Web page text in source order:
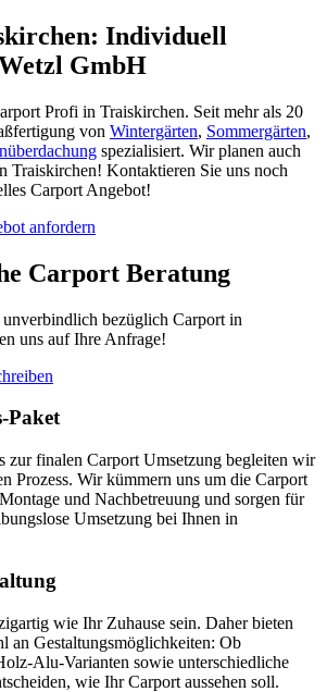
Individuell
GmbH
Profi in Traiskirchen. Seit mehr als 20
von Wintergärten, Sommergärten,
spezialisiert. Wir planen auch
Traiskirchen! Kontaktieren Sie uns noch
Carport Angebot!
anfordern
Carport Beratung
bezüglich Carport in
uns auf Ihre Anfrage!
Paket
zur finalen Carport Umsetzung begleiten wir
Prozess. Wir kümmern uns um die Carport
und Nachbetreuung und sorgen für
Umsetzung bei Ihnen in
wie Ihr Zuhause sein. Daher bieten
an Gestaltungsmöglichkeiten: Ob
Alu-Varianten sowie unterschiedliche
wie Ihr Carport aussehen soll.